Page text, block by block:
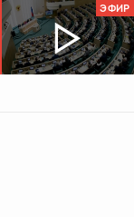
ЭФИР